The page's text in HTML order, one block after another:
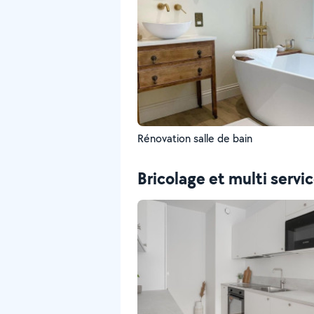
Rénovation salle de bain
Bricolage et multi